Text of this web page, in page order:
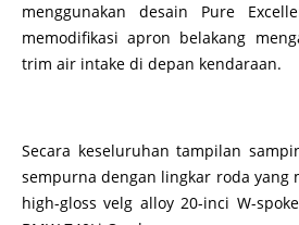
menggunakan desain Pure
memodifikasi apron belakang
trim air intake di depan kendaraan.
Secara keseluruhan tampilan
sempurna dengan lingkar roda yang
high-gloss velg alloy 20-inci W-